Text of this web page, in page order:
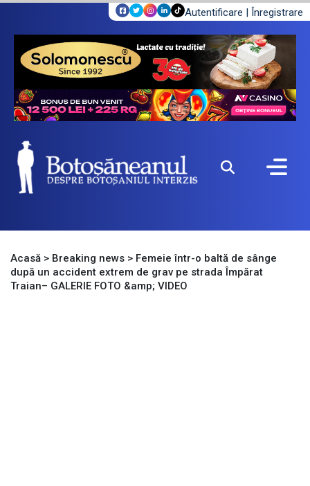
Autentificare | Înregistrare
Acasă > Breaking news > Femeie într-o baltă de sânge
după un accident extrem de grav pe strada Împărat
Traian– GALERIE FOTO &amp; VIDEO